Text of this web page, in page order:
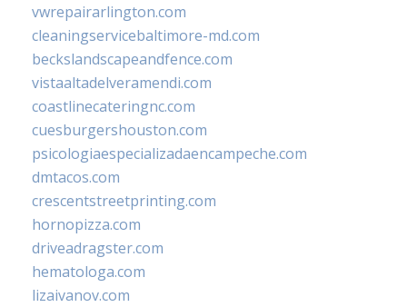
vwrepairarlington.com
cleaningservicebaltimore-md.com
beckslandscapeandfence.com
vistaaltadelveramendi.com
coastlinecateringnc.com
cuesburgershouston.com
psicologiaespecializadaencampeche.com
dmtacos.com
crescentstreetprinting.com
hornopizza.com
driveadragster.com
hematologa.com
lizaivanov.com